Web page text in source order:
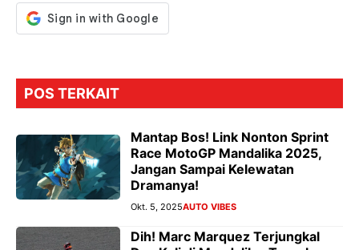
POS TERKAIT
Mantap Bos! Link Nonton Sprint
Race MotoGP Mandalika 2025,
Jangan Sampai Kelewatan
Dramanya!
Okt. 5, 2025AUTO VIBES
Dih! Marc Marquez Terjungkal